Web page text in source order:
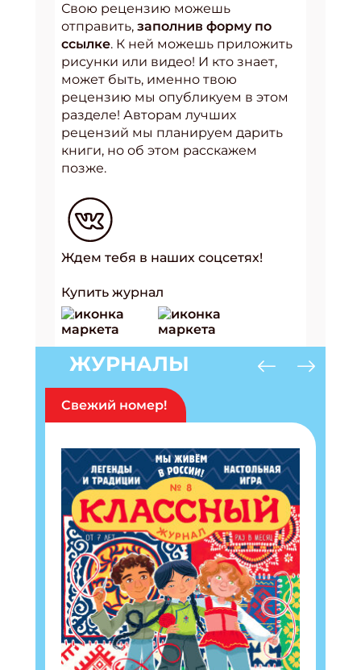
Свою рецензию можешь
отправить, заполнив форму по
ссылке. К ней можешь приложить
рисунки или видео! И кто знает,
может быть, именно твою
рецензию мы опубликуем в этом
разделе! Авторам лучших
рецензий мы планируем дарить
книги, но об этом расскажем
позже.
Ждем тебя в наших соцсетях!
Купить журнал
ЖУРНАЛЫ
Свежий номер!